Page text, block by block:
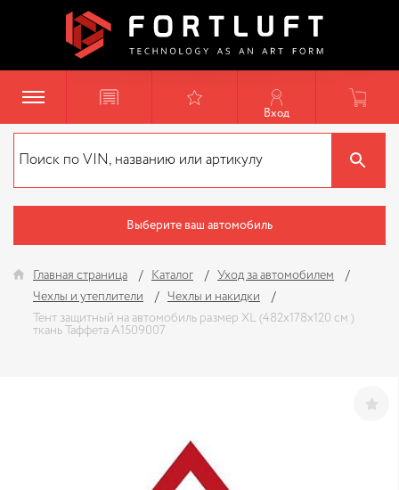
Вход
Выберите ваш автомобиль
Главная страница Каталог
Уход за автомобилем
Чехлы и утеплители
Чехлы и накидки
Тент защитный на автомобиль размер XL (482х178х120 см )
ткань Таффета A1509007